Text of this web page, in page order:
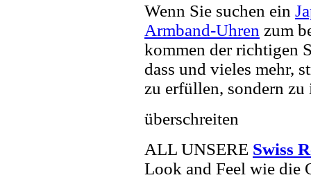
Wenn Sie suchen ein
Armband-Uhren zum
kommen der richtigen
dass und vieles mehr,
zu erfüllen, sondern zu
überschreiten
ALL UNSERE Swiss
Look and Feel wie die